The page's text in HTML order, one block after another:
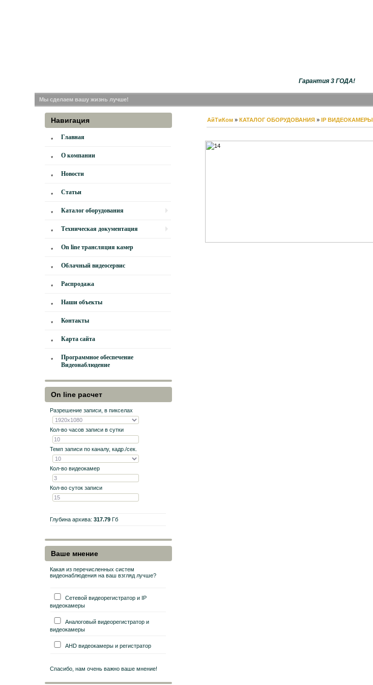
Гарантия 3 ГОДА!
Мы сделаем вашу жизнь лучше!
Навигация
Главная
О компании
Новости
Статьи
Каталог оборудования
Техническая документация
On line трансляция камер
Облачный видеосервис
Распродажа
Наши объекты
Контакты
Карта сайта
Программное обеспечение
Видеонаблюдение
On line расчет
Разрешение записи, в пикселах
Кол-во часов записи в сутки
Темп записи по каналу, кадр./сек.
Кол-во видеокамер
Кол-во суток записи
Глубина архива: 317.79Гб
Ваше мнение
Какая из перечисленных систем
видеонаблюдения на ваш взгляд лучше?
Сетевой видеорегистратор и IP
видеокамеры
Аналоговый видеорегистратор и
видеокамеры
AHD видеокамеры и регистратор
Спасибо, нам очень важно ваше мнение!
АйТиКом» КАТАЛОГ ОБОРУДОВАНИЯ» IP ВИДЕОКАМЕРЫ